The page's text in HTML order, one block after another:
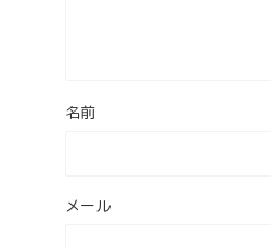
名前
メール